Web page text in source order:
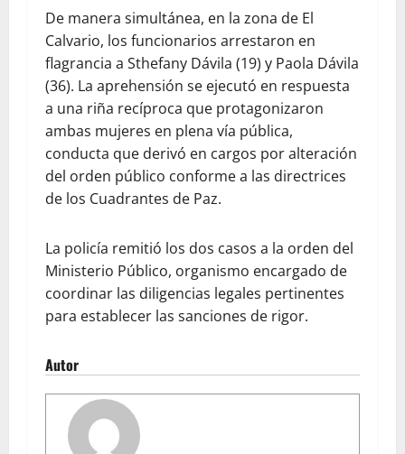
De manera simultánea, en la zona de El
Calvario, los funcionarios arrestaron en
flagrancia a Sthefany Dávila (19) y Paola Dávila
(36). La aprehensión se ejecutó en respuesta
a una riña recíproca que protagonizaron
ambas mujeres en plena vía pública,
conducta que derivó en cargos por alteración
del orden público conforme a las directrices
de los Cuadrantes de Paz.
La policía remitió los dos casos a la orden del
Ministerio Público, organismo encargado de
coordinar las diligencias legales pertinentes
para establecer las sanciones de rigor.
Autor